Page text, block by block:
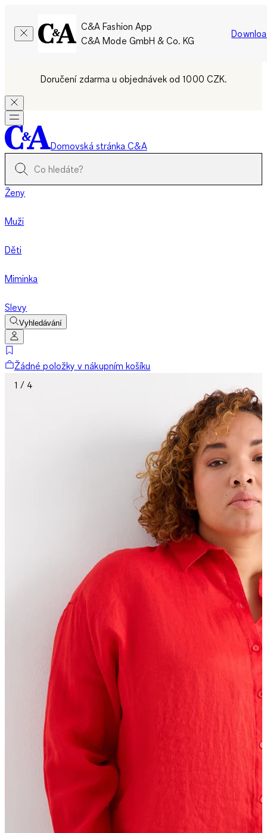
C&A Fashion App
C&A Mode GmbH & Co. KG
Doručení zdarma u objednávek od 1000 CZK.
Domovská stránka C&A
Ženy
Muži
Děti
Miminka
Slevy
Vyhledávání
Žádné položky v nákupním košíku
1 / 4